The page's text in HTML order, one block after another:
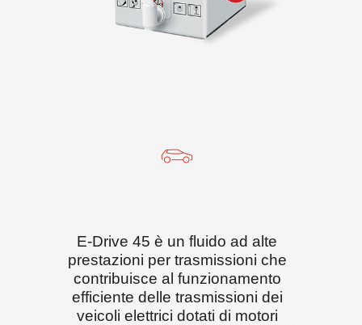
E-Drive 45 è un fluido ad alte
prestazioni per trasmissioni che
contribuisce al funzionamento
efficiente delle trasmissioni dei
veicoli elettrici dotati di motori